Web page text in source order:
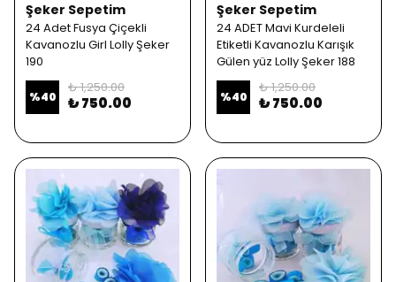
Şeker Sepetim
24 Adet Fusya Çiçekli
Kavanozlu Girl Lolly Şeker
190
%40
₺ 1,250.00
₺ 750.00
Şeker Sepetim
24 ADET Mavi Kurdeleli
Etiketli Kavanozlu Karışık
Gülen yüz Lolly Şeker 188
%40
₺ 1,250.00
₺ 750.00